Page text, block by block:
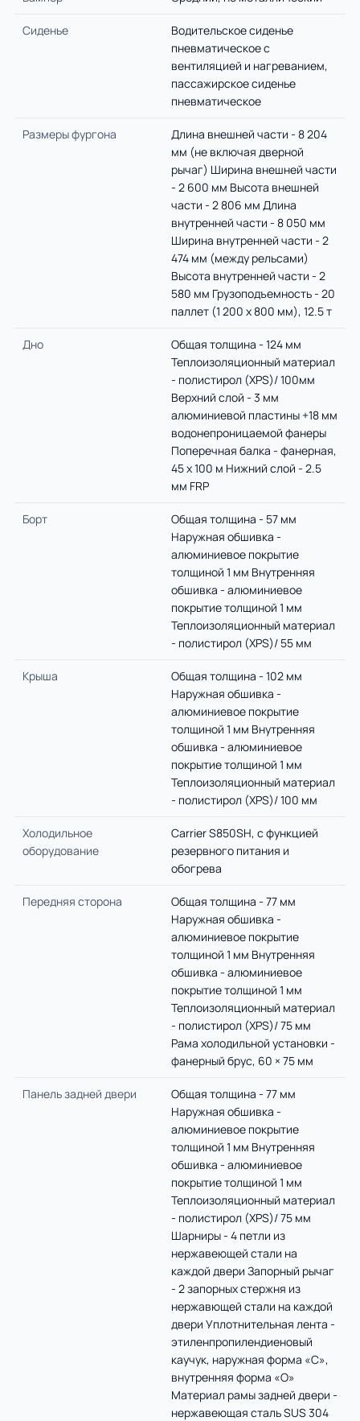
Сиденье
Водительское сиденье
пневматическое с
вентиляцией и нагреванием,
пассажирское сиденье
пневматическое
Размеры фургона
Длина внешней части - 8 204
мм (не включая дверной
рычаг) Ширина внешней части
- 2 600 мм Высота внешней
части - 2 806 мм Длина
внутренней части - 8 050 мм
Ширина внутренней части - 2
474 мм (между рельсами)
Высота внутренней части - 2
580 мм Грузоподъемность - 20
паллет (1 200 х 800 мм), 12.5 т
Дно
Общая толщина - 124 мм
Теплоизоляционный материал
- полистирол (XPS)/ 100мм
Верхний слой - 3 мм
алюминиевой пластины +18 мм
водонепроницаемой фанеры
Поперечная балка - фанерная,
45 х 100 м Нижний слой - 2.5
мм FRP
Борт
Общая толщина - 57 мм
Наружная обшивка -
алюминиевое покрытие
толщиной 1 мм Внутренняя
обшивка - алюминиевое
покрытие толщиной 1 мм
Теплоизоляционный материал
- полистирол (XPS)/ 55 мм
Крыша
Общая толщина - 102 мм
Наружная обшивка -
алюминиевое покрытие
толщиной 1 мм Внутренняя
обшивка - алюминиевое
покрытие толщиной 1 мм
Теплоизоляционный материал
- полистирол (XPS)/ 100 мм
Холодильное
оборудование
Carrier S850SH, с функцией
резервного питания и
обогрева
Передняя сторона
Общая толщина - 77 мм
Наружная обшивка -
алюминиевое покрытие
толщиной 1 мм Внутренняя
обшивка - алюминиевое
покрытие толщиной 1 мм
Теплоизоляционный материал
- полистирол (XPS)/ 75 мм
Рама холодильной установки -
фанерный брус, 60 × 75 мм
Панель задней двери
Общая толщина - 77 мм
Наружная обшивка -
алюминиевое покрытие
толщиной 1 мм Внутренняя
обшивка - алюминиевое
покрытие толщиной 1 мм
Теплоизоляционный материал
- полистирол (XPS)/ 75 мм
Шарниры - 4 петли из
нержавеющей стали на
каждой двери Запорный рычаг
- 2 запорных стержня из
нержавющей стали на каждой
двери Уплотнительная лента -
этиленпропилендиеновый
каучук, наружная форма «С»,
внутренняя форма «О»
Материал рамы задней двери -
нержавеющая сталь SUS 304